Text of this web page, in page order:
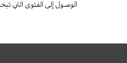
الوصول إلى الفتوى التي